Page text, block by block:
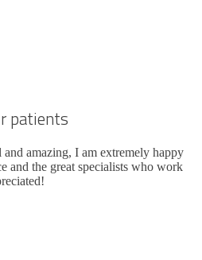
patients
amazing, I am extremely happy
and the great specialists who work